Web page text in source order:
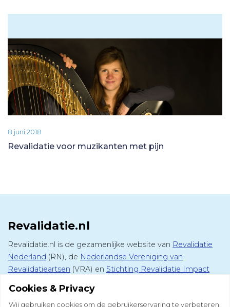
Cookies & Privacy
Wij gebruiken cookies om de gebruikerservaring te verbeteren.
8 juni 2018
Revalidatie voor muzikanten met pijn
Revalidatie.nl
Revalidatie.nl is de gezamenlijke website van Revalidatie
Nederland (RN), de Nederlandse Vereniging van
Revalidatieartsen (VRA) en Stichting Revalidatie Impact
medisch specialistische revalidatie, het vak van de